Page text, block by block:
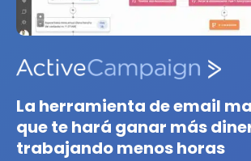
La herramienta de email
que te hará ganar más
trabajando menos horas